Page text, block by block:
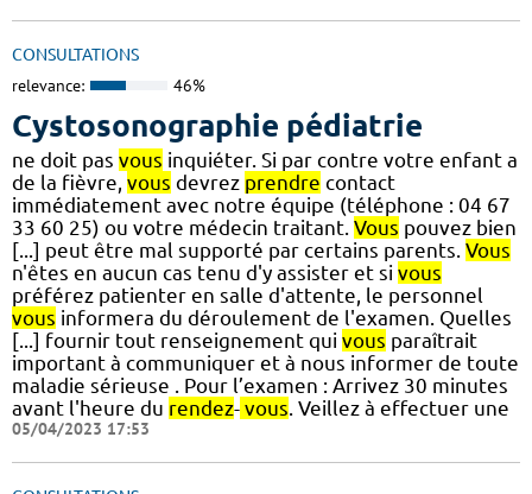
CONSULTATIONS
relevance: 46%
Cystosonographie pédiatrie
ne doit pas vous inquiéter. Si par contre votre enfant a
de la fièvre, vous devrez prendre contact
immédiatement avec notre équipe (téléphone : 04 67
33 60 25) ou votre médecin traitant. Vous pouvez bien
[...] peut être mal supporté par certains parents. Vous
n'êtes en aucun cas tenu d'y assister et si vous
préférez patienter en salle d'attente, le personnel
vous informera du déroulement de l'examen. Quelles
[...] fournir tout renseignement qui vous paraîtrait
important à communiquer et à nous informer de toute
maladie sérieuse . Pour l’examen : Arrivez 30 minutes
avant l'heure du rendez- vous. Veillez à effectuer une
05/04/2023 17:53